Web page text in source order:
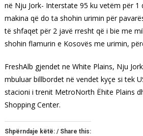
në Nju Jork- Interstate 95 ku vetëm për 1
makina që do ta shohin urimin për
të shfaqet për 2 javë rresht që i bie me
shohin flamurin e Kosovës me urimin,
FreshAlb gjendet ne White Plains, Nju
mbuluar billbordet në vendet kyçe si tek
stacioni i trenit MetroNorth Ëhite Plains
Shopping Center.
Shpërndaje këtë: / Share this: